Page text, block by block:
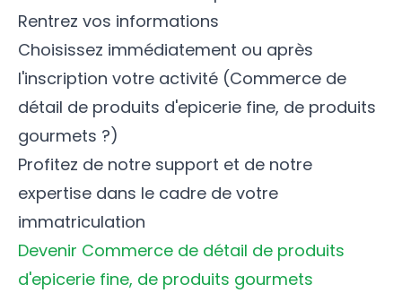
Rentrez vos informations
Choisissez immédiatement ou après
l'inscription votre activité (Commerce de
détail de produits d'epicerie fine, de produits
gourmets ?)
Profitez de notre support et de notre
expertise dans le cadre de votre
immatriculation
Devenir Commerce de détail de produits
d'epicerie fine, de produits gourmets